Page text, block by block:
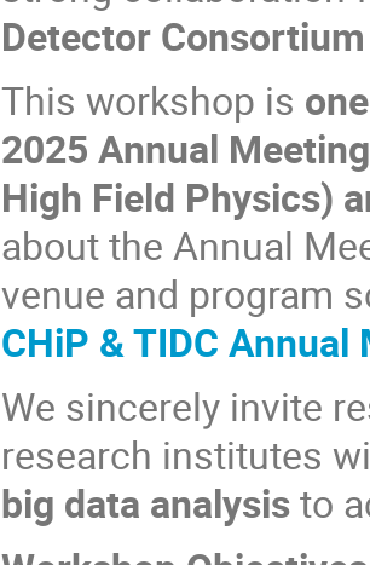
Detector
This workshop is
2025 Annual
High Field Physics)
about the Annual
venue and program
CHiP & TIDC Annual
We sincerely invite
research institutes
big data analysisto